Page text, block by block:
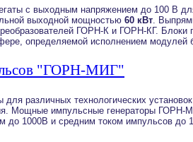
с выходным напряжением до 100 В
выходной мощностью 60 кВт .
ГОРН-К и ГОРН-КГ.
определяемой исполнением модулей
"ГОРН-МИГ"
различных технологических
Мощные импульсные генераторы ГОРН-
до 1000В и средним током импульсов до